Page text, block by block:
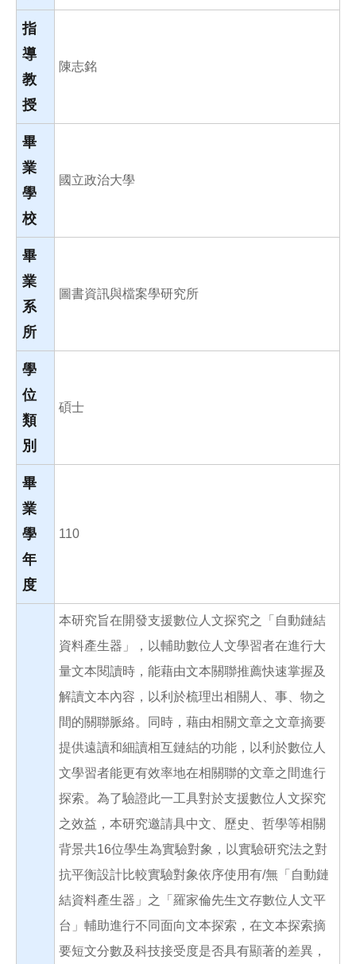
指
導
教
授
陳志銘
畢
業
學
校
國立政治大學
畢
業
系
所
圖書資訊與檔案學研究所
學
位
類
別
碩士
畢
業
學
年
度
110
本研究旨在開發支援數位人文探究之「自動鏈結
資料產生器」，以輔助數位人文學習者在進行大
量文本閱讀時，能藉由文本關聯推薦快速掌握及
解讀文本內容，以利於梳理出相關人、事、物之
間的關聯脈絡。同時，藉由相關文章之文章摘要
提供遠讀和細讀相互鏈結的功能，以利於數位人
文學習者能更有效率地在相關聯的文章之間進行
探索。為了驗證此一工具對於支援數位人文探究
之效益，本研究邀請具中文、歷史、哲學等相關
背景共16位學生為實驗對象，以實驗研究法之對
抗平衡設計比較實驗對象依序使用有/無「自動鏈
結資料產生器」之「羅家倫先生文存數位人文平
台」輔助進行不同面向文本探索，在文本探索摘
要短文分數及科技接受度是否具有顯著的差異，